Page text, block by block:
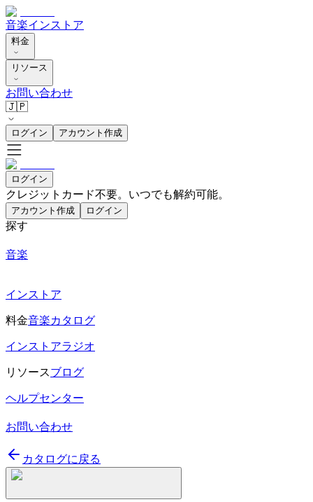
音楽インストア
料金
リソース
お問い合わせ
🇯🇵
ログイン アカウント作成
ログイン
クレジットカード不要。いつでも解約可能。
アカウント作成 ログイン
探す
音楽
インストア
料金音楽カタログ
インストアラジオ
リソースブログ
ヘルプセンター
お問い合わせ
カタログに戻る